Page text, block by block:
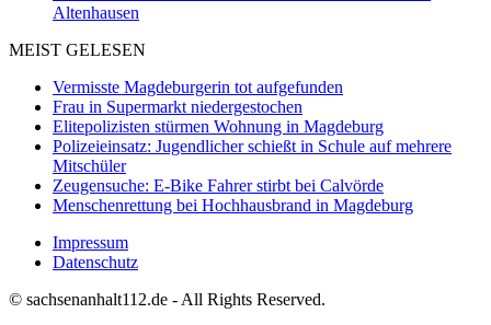
Altenhausen
MEIST GELESEN
Vermisste Magdeburgerin tot aufgefunden
Frau in Supermarkt niedergestochen
Elitepolizisten stürmen Wohnung in Magdeburg
Polizeieinsatz: Jugendlicher schießt in Schule auf mehrere
Mitschüler
Zeugensuche: E-Bike Fahrer stirbt bei Calvörde
Menschenrettung bei Hochhausbrand in Magdeburg
Impressum
Datenschutz
© sachsenanhalt112.de - All Rights Reserved.